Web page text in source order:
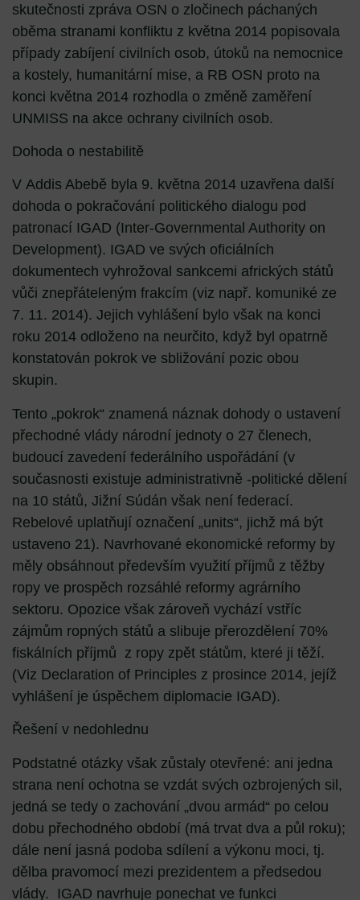
skutečnosti zpráva OSN o zločinech páchaných
oběma stranami konfliktu z května 2014 popisovala
případy zabíjení civilních osob, útoků na nemocnice
a kostely, humanitární mise, a RB OSN proto na
konci května 2014 rozhodla o změně zaměření
UNMISS na akce ochrany civilních osob.
Dohoda o nestabilitě
V Addis Abebě byla 9. května 2014 uzavřena další
dohoda o pokračování politického dialogu pod
patronací IGAD (Inter-Governmental Authority on
Development). IGAD ve svých oficiálních
dokumentech vyhrožoval sankcemi afrických států
vůči znepřáteleným frakcím (viz např. komuniké ze
7. 11. 2014). Jejich vyhlášení bylo však na konci
roku 2014 odloženo na neurčito, když byl opatrně
konstatován pokrok ve sbližování pozic obou
skupin.
Tento „pokrok“ znamená náznak dohody o ustavení
přechodné vlády národní jednoty o 27 členech,
budoucí zavedení federálního uspořádání (v
současnosti existuje administrativně -politické dělení
na 10 států, Jižní Súdán však není federací.
Rebelové uplatňují označení „units“, jichž má být
ustaveno 21). Navrhované ekonomické reformy by
měly obsáhnout především využití příjmů z těžby
ropy ve prospěch rozsáhlé reformy agrárního
sektoru. Opozice však zároveň vychází vstříc
zájmům ropných států a slibuje přerozdělení 70%
fiskálních příjmů z ropy zpět státům, které ji těží.
(Viz Declaration of Principles z prosince 2014, jejíž
vyhlášení je úspěchem diplomacie IGAD).
Řešení v nedohlednu
Podstatné otázky však zůstaly otevřené: ani jedna
strana není ochotna se vzdát svých ozbrojených sil,
jedná se tedy o zachování „dvou armád“ po celou
dobu přechodného období (má trvat dva a půl roku);
dále není jasná podoba sdílení a výkonu moci, tj.
dělba pravomocí mezi prezidentem a předsedou
vlády. IGAD navrhuje ponechat ve funkci